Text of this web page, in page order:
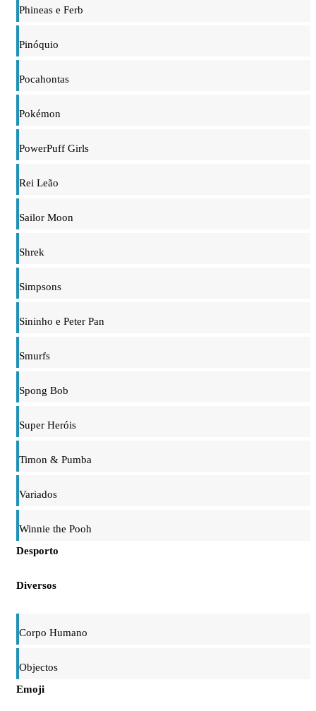
Phineas e Ferb
Pinóquio
Pocahontas
Pokémon
PowerPuff Girls
Rei Leão
Sailor Moon
Shrek
Simpsons
Sininho e Peter Pan
Smurfs
Spong Bob
Super Heróis
Timon & Pumba
Variados
Winnie the Pooh
Desporto
Diversos
Corpo Humano
Objectos
Emoji